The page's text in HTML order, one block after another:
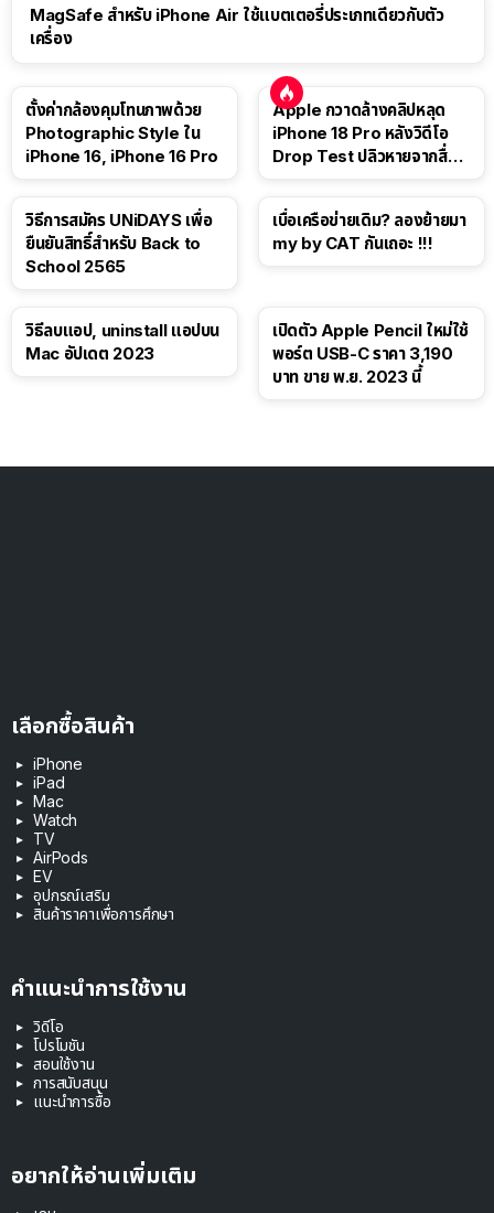
MagSafe สำหรับ iPhone Air ใช้แบตเตอรี่ประเภทเดียวกับตัว
เครื่อง
ตั้งค่ากล้องคุมโทนภาพด้วย
Photographic Style ใน
iPhone 16, iPhone 16 Pro
Apple กวาดล้างคลิปหลุด
iPhone 18 Pro หลังวิดีโอ
Drop Test ปลิวหายจากสื่อ
วิธีการสมัคร UNiDAYS เพื่อ
ยืนยันสิทธิ์สำหรับ Back to
School 2565
เบื่อเครือข่ายเดิม? ลองย้ายมา
my by CAT กันเถอะ !!!
วิธีลบแอป, uninstall แอปบน
Mac อัปเดต 2023
เปิดตัว Apple Pencil ใหม่ใช้
พอร์ต USB-C ราคา 3,190
บาท ขาย พ.ย. 2023 นี้
เลือกซื้อสินค้า
iPhone
iPad
Mac
Watch
TV
AirPods
EV
อุปกรณ์เสริม
สินค้าราคาเพื่อการศึกษา
คำแนะนำการใช้งาน
วิดีโอ
โปรโมชัน
สอนใช้งาน
การสนับสนุน
แนะนำการซื้อ
อยากให้อ่านเพิ่มเติม